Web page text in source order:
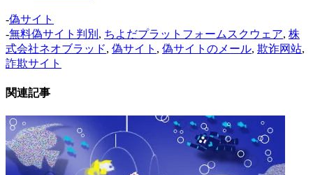
-偽サイト
-無料偽サイト判別 , ちよだプラットフォームスクウェア, 株
式会社ネオブラッド, 偽サイト , 偽サイトのメール, 欺诈网站,
詐欺サイト
関連記事